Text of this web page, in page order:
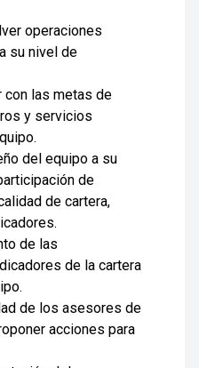
operaciones
su nivel de
con las metas de
y servicios
del equipo a su
de
de cartera,
de las
de la cartera
de los asesores de
acciones para